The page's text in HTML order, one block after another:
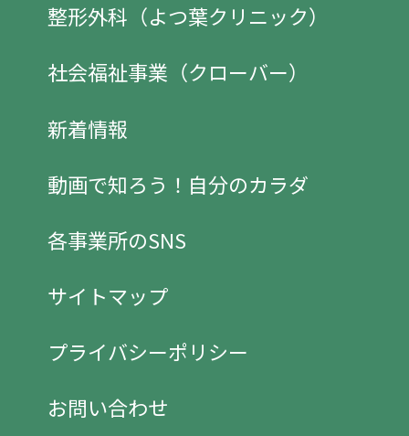
整形外科（よつ葉クリニック）
社会福祉事業（クローバー）
新着情報
動画で知ろう！自分のカラダ
各事業所のSNS
サイトマップ
プライバシーポリシー
お問い合わせ